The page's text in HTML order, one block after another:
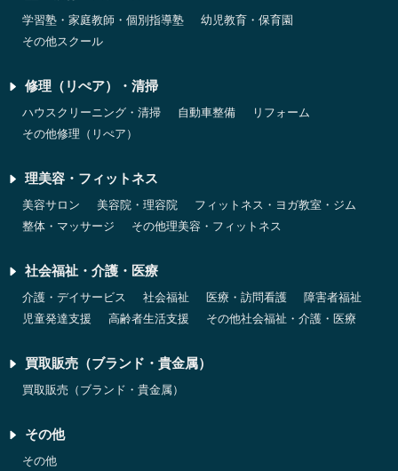
学習塾・家庭教師・個別指導塾
幼児教育・保育園
その他スクール
修理（リぺア）・清掃
ハウスクリーニング・清掃 自動車整備
リフォーム
その他修理（リぺア）
理美容・フィットネス
美容サロン 美容院・理容院
フィットネス・ヨガ教室・ジム
整体・マッサージ
その他理美容・フィットネス
社会福祉・介護・医療
介護・デイサービス 社会福祉 医療・訪問看護
障害者福祉
児童発達支援
高齢者生活支援 その他社会福祉・介護・医療
買取販売（ブランド・貴金属）
買取販売（ブランド・貴金属）
その他
その他